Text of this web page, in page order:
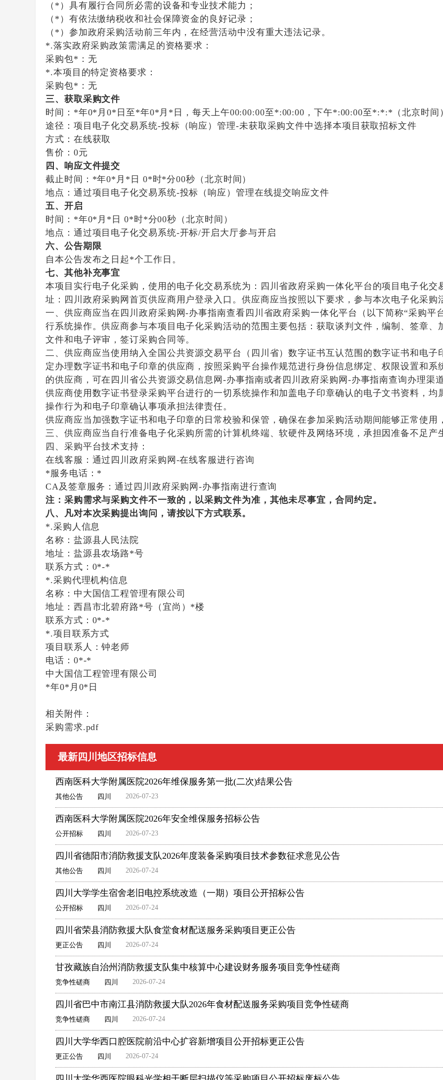
（*）具有履行合同所必需的设备和专业技术能力；
（*）有依法缴纳税收和社会保障资金的良好记录；
（*）参加政府采购活动前三年内，在经营活动中没有重大违法记录。
*.落实政府采购政策需满足的资格要求：
采购包*：无
*.本项目的特定资格要求：
采购包*：无
三、获取采购文件
时间： *年0*月0*日 至*年0*月*日 ，每天上午00:00:00至*:00:00 ，下午*:00:00至*:*:* （北京时间
途径： 项目电子化交易系统-投标（响应）管理-未获取采购文件中选择本项目获取招标文件
方式： 在线获取
售价： 0元
四、响应文件提交
截止时间： *年0*月*日 0*时*分00秒 （北京时间）
地点： 通过项目电子化交易系统-投标（响应）管理在线提交响应文件
五、开启
时间： *年0*月*日 0*时*分00秒 （北京时间）
地点： 通过项目电子化交易系统-开标/开启大厅参与开启
六、公告期限
自本公告发布之日起 *个工作日。
七、其他补充事宜
本项目实行电子化采购，使用的电子化交易系统为：四川省政府采购一体化平台的项目电子化交
址：四川政府采购网首页供应商用户登录入口。供应商应当按照以下要求，参与本次电子化采购
一、供应商应当在四川政府采购网-办事指南查看四川省政府采购一体化平台（以下简称“采购平
行系统操作。供应商参与本项目电子化采购活动的范围主要包括：获取谈判文件，编制、签章
文件和电子评审，签订采购合同等。
二、供应商应当使用纳入全国公共资源交易平台（四川省）数字证书互认范围的数字证书和电
定办理数字证书和电子印章的供应商，按照采购平台操作规范进行身份信息绑定、权限设置和
的供应商，可在四川省公共资源交易信息网-办事指南或者四川政府采购网-办事指南查询办理渠
供应商使用数字证书登录采购平台进行的一切系统操作和加盖电子印章确认的电子文书资料，
操作行为和电子印章确认事项承担法律责任。
供应商应当加强数字证书和电子印章的日常校验和保管，确保在参加采购活动期间能够正常使
三、供应商应当自行准备电子化采购所需的计算机终端、软硬件及网络环境，承担因准备不足产
四、采购平台技术支持：
在线客服：通过四川政府采购网-在线客服进行咨询
*服务电话：*
CA及签章服务：通过四川政府采购网-办事指南进行查询
注：采购需求与采购文件不一致的，以采购文件为准，其他未尽事宜，合同约定。
八、凡对本次采购提出询问，请按以下方式联系。
*.采购人信息
名称： 盐源县人民法院
地址： 盐源县农场路*号
联系方式： 0*-*
*.采购代理机构信息
名称： 中大国信工程管理有限公司
地址： 西昌市北碧府路*号（宜尚）*楼
联系方式： 0*-*
*.项目联系方式
项目联系人：钟老师
电话： 0*-*
中大国信工程管理有限公司
*年0*月0*日
相关附件：
采购需求.pdf
最新四川地区招标信息
西南医科大学附属医院2026年维保服务第一批(二次)结果公告
其他公告 四川 2026-07-23
西南医科大学附属医院2026年安全维保服务招标公告
公开招标 四川 2026-07-23
四川省德阳市消防救援支队2026年度装备采购项目技术参数征求意见公告
其他公告 四川 2026-07-24
四川大学学生宿舍老旧电控系统改造（一期）项目公开招标公告
公开招标 四川 2026-07-24
四川省荣县消防救援大队食堂食材配送服务采购项目更正公告
更正公告 四川 2026-07-24
甘孜藏族自治州消防救援支队集中核算中心建设财务服务项目竞争性磋商
竞争性磋商 四川 2026-07-24
四川省巴中市南江县消防救援大队2026年食材配送服务采购项目竞争性磋商
竞争性磋商 四川 2026-07-24
四川大学华西口腔医院前沿中心扩容新增项目公开招标更正公告
更正公告 四川 2026-07-24